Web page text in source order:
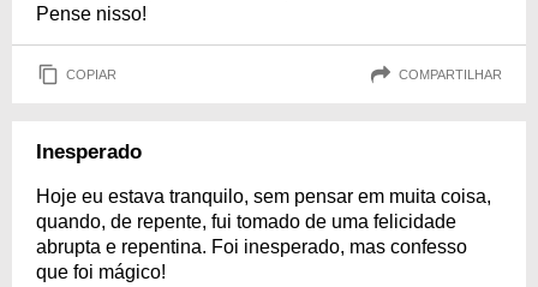
Pense nisso!
COPIAR COMPARTILHAR
Inesperado
Hoje eu estava tranquilo, sem pensar em muita coisa,
quando, de repente, fui tomado de uma felicidade
abrupta e repentina. Foi inesperado, mas confesso
que foi mágico!